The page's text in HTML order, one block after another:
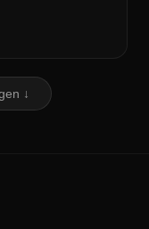
↓